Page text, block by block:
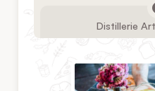
Distillerie